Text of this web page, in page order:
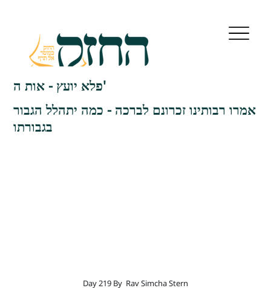
פלא יועץ - אות ה'
אמרו רבותינו זכרונם לברכה - כמה יתהלל הגבור
בגבורתו
Day 219 By Rav Simcha Stern